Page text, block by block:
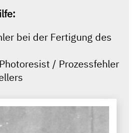
bei der Fertigung des
/ Prozessfehler